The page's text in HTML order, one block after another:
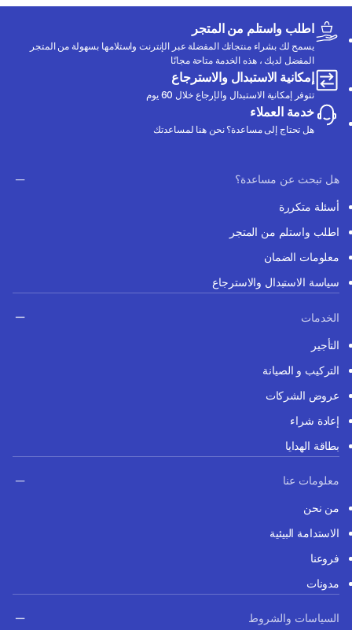
اطلب واستلم من المتجر
يسمح لك بشراء منتجاتك المفضلة عبر الإنترنت واستلامها بسهولة من المتجر
المفضل لديك ، هذه الخدمة متاحة مجانًا
إمكانية الاستبدال والاسترجاع
تتوفر إمكانية الاستبدال والإرجاع خلال 60 يوم
خدمة العملاء
هل تحتاج إلى مساعدة؟ نحن هنا لمساعدتك
هل تبحث عن مساعدة؟
أسئلة متكررة
اطلب واستلم من المتجر
معلومات الضمان
سياسة الاستبدال والاسترجاع
الخدمات
التأجير
التركيب و الصيانة
عروض الشركات
إعادة شراء
بطاقة الهدايا
معلومات عنا
من نحن
الاستدامة البيئية
فروعنا
مدونات
السياسات والشروط